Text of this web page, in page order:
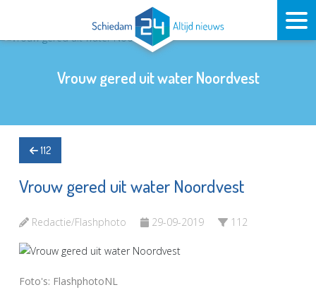
Vrouw gered uit water Noordvest
112
Vrouw gered uit water Noordvest
Redactie/Flashphoto 29-09-2019 112
Foto's: FlashphotoNL